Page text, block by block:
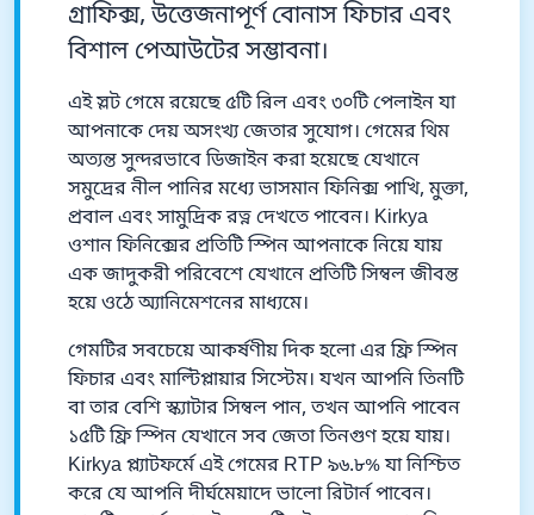
গ্রাফিক্স, উত্তেজনাপূর্ণ বোনাস ফিচার এবং
বিশাল পেআউটের সম্ভাবনা।
এই স্লট গেমে রয়েছে ৫টি রিল এবং ৩০টি পেলাইন যা
আপনাকে দেয় অসংখ্য জেতার সুযোগ। গেমের থিম
অত্যন্ত সুন্দরভাবে ডিজাইন করা হয়েছে যেখানে
সমুদ্রের নীল পানির মধ্যে ভাসমান ফিনিক্স পাখি, মুক্তা,
প্রবাল এবং সামুদ্রিক রত্ন দেখতে পাবেন। Kirkya
ওশান ফিনিক্সের প্রতিটি স্পিন আপনাকে নিয়ে যায়
এক জাদুকরী পরিবেশে যেখানে প্রতিটি সিম্বল জীবন্ত
হয়ে ওঠে অ্যানিমেশনের মাধ্যমে।
গেমটির সবচেয়ে আকর্ষণীয় দিক হলো এর ফ্রি স্পিন
ফিচার এবং মাল্টিপ্লায়ার সিস্টেম। যখন আপনি তিনটি
বা তার বেশি স্ক্যাটার সিম্বল পান, তখন আপনি পাবেন
১৫টি ফ্রি স্পিন যেখানে সব জেতা তিনগুণ হয়ে যায়।
Kirkya প্ল্যাটফর্মে এই গেমের RTP ৯৬.৮% যা নিশ্চিত
করে যে আপনি দীর্ঘমেয়াদে ভালো রিটার্ন পাবেন।